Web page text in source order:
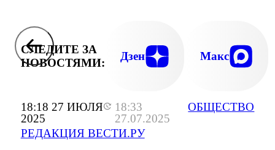
18:18 27 ИЮЛЯ
2025
18:33
27.07.2025
РЕДАКЦИЯ ВЕСТИ.РУ
ОБЩЕСТВО
СЛЕДИТЕ ЗА
НОВОСТЯМИ:
Дзен Макс